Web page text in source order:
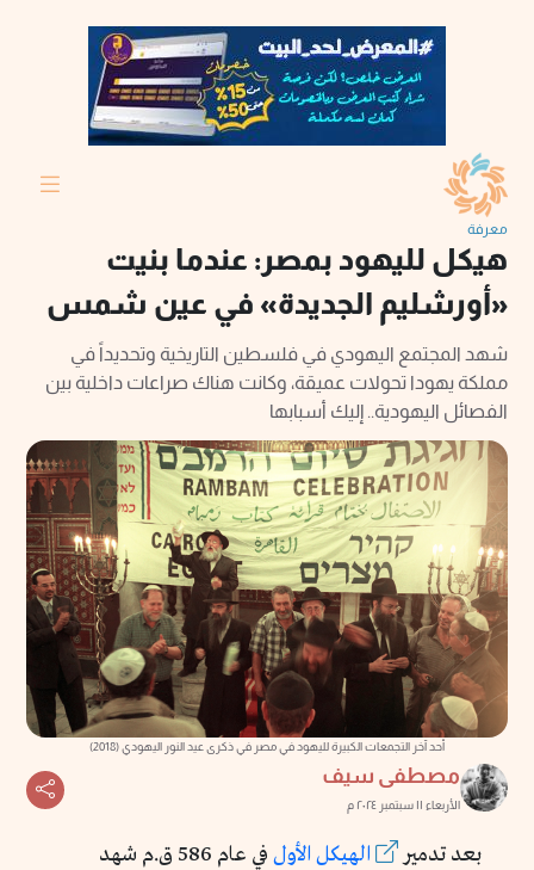
معرفة
هيكل لليهود بمصر: عندما بنيت
«أورشليم الجديدة» في عين شمس
شهد المجتمع اليهودي في فلسطين التاريخية وتحديداً في
مملكة يهودا تحولات عميقة، وكانت هناك صراعات داخلية بين
الفصائل اليهودية.. إليك أسبابها
أحد آخر التجمعات الكبيرة لليهود في مصر في ذكرى عيد النور اليهودي (2018)
مصطفى سيف
الأربعاء ١١ سبتمبر ٢٠٢٤ م
بعد تدمير الهيكل الأول
في عام 586 ق.م شهد